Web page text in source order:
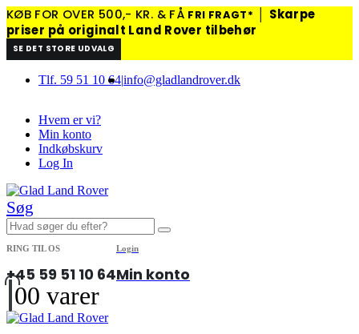
KØB FOR OVER 500,- KR. & FÅ FRI FRAGT*
Skarpe
priser på originalt Land Rover tilbehør
SE DET STORE UDVALG
Tlf. 59 51 10 64|info@gladlandrover.dk
Hvem er vi?
Min konto
Indkøbskurv
Log In
Søg
RING TIL OS
+45 59 51 10 64
Login
Min konto
00 varer